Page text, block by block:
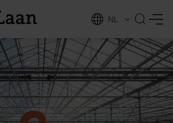
NL
EN